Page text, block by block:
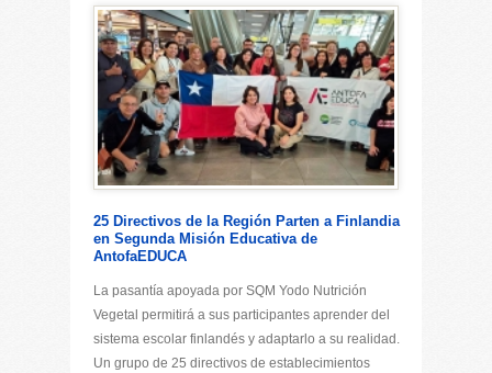
25 Directivos de la Región Parten a Finlandia
en Segunda Misión Educativa de
AntofaEDUCA
La pasantía apoyada por SQM Yodo Nutrición
Vegetal permitirá a sus participantes aprender del
sistema escolar finlandés y adaptarlo a su realidad.
Un grupo de 25 directivos de establecimientos